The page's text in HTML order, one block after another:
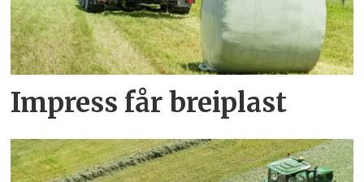
Impress får breiplast